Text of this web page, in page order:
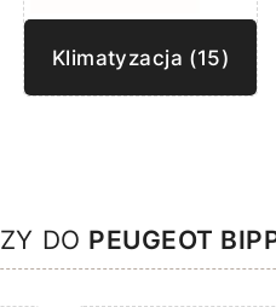
Klimatyzacja (15)
DO PEUGEOT